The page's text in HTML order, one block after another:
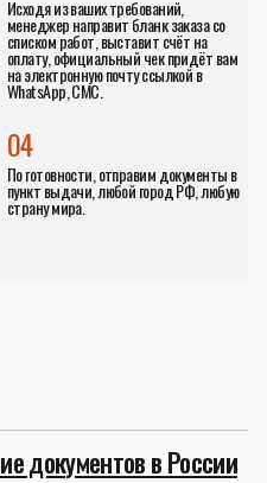
Исходя из ваших требований,
менеджер направит бланк заказа со
списком работ, выставит счёт на
оплату, официальный чек придёт вам
на электронную почту ссылкой в
WhatsApp, СМС.
04
По готовности, отправим документы в
пункт выдачи, любой город РФ, любую
страну мира.
документов в России